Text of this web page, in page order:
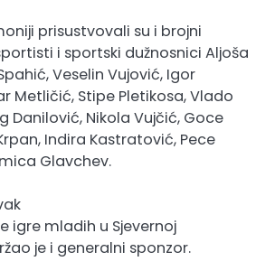
prisustvovali su i brojni
i sportski dužnosnici Aljoša
Veselin Vujović, Igor
Metličić, Stipe Pletikosa, Vlado
Danilović, Nikola Vujčić, Goce
Indira Kastratović, Pece
Glavchev.
igre mladih u Sjevernoj
je i generalni sponzor.